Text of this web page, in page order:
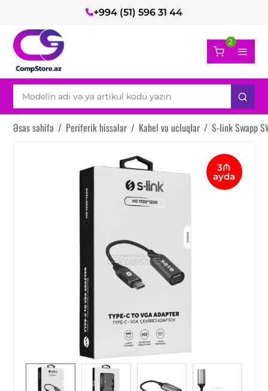
+994 (51) 596 31 44
2
Əsas səhifə / Periferik hissələr / Kabel və ucluqlar / S-link Swapp
3₼
ayda